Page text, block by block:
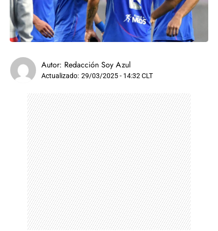
Autor: Redacción Soy Azul
Actualizado: 29/03/2025 - 14:32 CLT